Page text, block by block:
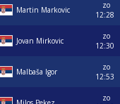
Martin Markovic
zo
12:28
Jovan Mirkovic
zo
12:30
Malbaša Igor
zo
12:53
zo